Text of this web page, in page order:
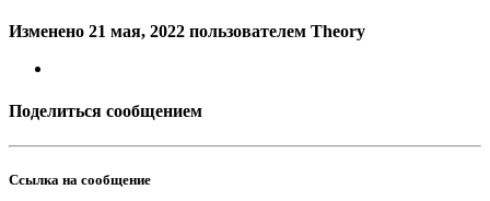
Изменено 21 мая, 2022 пользователем Theory
Поделиться сообщением
Ссылка на сообщение